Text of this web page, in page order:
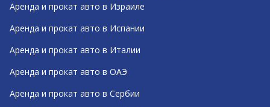
Аренда и прокат авто в Израиле
Аренда и прокат авто в Испании
Аренда и прокат авто в Италии
Аренда и прокат авто в ОАЭ
Аренда и прокат авто в Сербии